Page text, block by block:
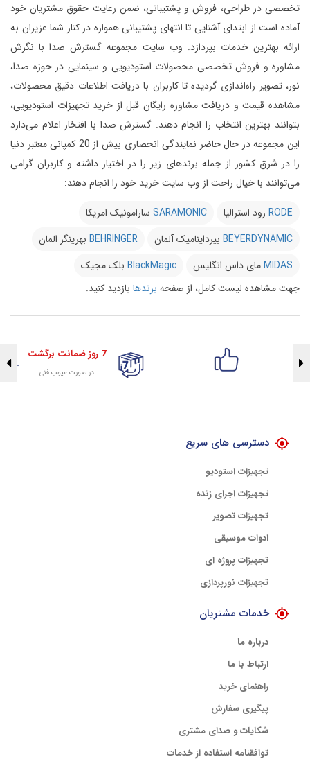
تخصصی در طراحی، فروش و پشتیبانی، ضمن رعایت حقوق مشتریان خود
آماده است از ابتدای آشنایی تا انتهای پشتیبانی همواره در کنار شما عزیزان به
ارائه بهترین خدمات بپردازد. وب سایت مجموعه گسترش صدا با نگرش
مشاوره و فروش تخصصی محصولات استودیویی و سینمایی در حوزه صدا،
نور، تصویر راه‌اندازی گردیده تا کاربران با دریافت اطلاعات دقیق محصولات،
مشاهده قیمت و دریافت مشاوره رایگان قبل از خرید تجهیزات استودیویی،
بتوانند بهترین انتخاب را انجام دهند. گسترش صدا با افتخار اعلام می‌دارد
این مجموعه در حال حاضر نمایندگی انحصاری بیش از 20 کمپانی معتبر دنیا
را در شرق کشور از جمله برندهای زیر را در اختیار داشته و کاربران گرامی
می‌توانند با خیال راحت از وب سایت خرید خود را انجام دهند:
RODE رود استرالیا SARAMONIC سارامونیک امریکا
BEYERDYNAMIC بیرداینامیک آلمان BEHRINGER بهرینگر المان
MIDASمای داس انگلیس BlackMagic بلک مجیک
جهت مشاهده لیست کامل، از صفحه برندها بازدید کنید.
7 روز ضمانت برگشت
در صورت عیوب فنی
دسترسی های سریع
تجهیزات استودیو
تجهیزات اجرای زنده
تجهیزات تصویر
ادوات موسیقی
تجهیزات پروژه ای
تجهیزات نورپردازی
خدمات مشتریان
درباره ما
ارتباط با ما
راهنمای خرید
پیگیری سفارش
شکایات و صدای مشتری
توافقنامه استفاده از خدمات